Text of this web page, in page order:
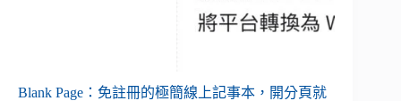
Blank Page：免註冊的極簡線上記事本，開分頁就